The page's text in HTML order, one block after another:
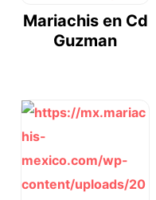
Mariachis en Cd
Guzman